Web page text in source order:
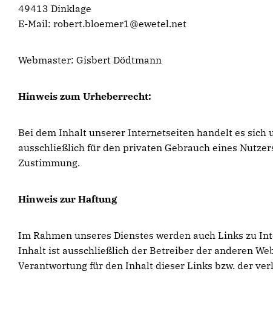
49413 Dinklage
E-Mail: robert.bloemer1@ewetel.net
Webmaster: Gisbert Dödtmann
Hinweis zum Urheberrecht:
Bei dem Inhalt unserer Internetseiten handelt es sich
ausschließlich für den privaten Gebrauch eines
Zustimmung.
Hinweis zur Haftung
Im Rahmen unseres Dienstes werden auch Links zu
Inhalt ist ausschließlich der Betreiber der anderen
Verantwortung für den Inhalt dieser Links bzw. der